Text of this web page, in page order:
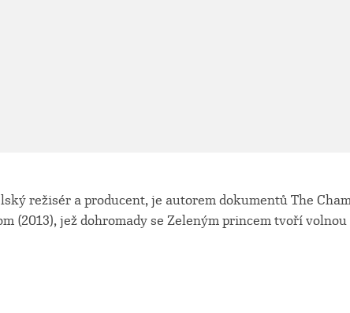
režisér a producent, je autorem dokumentů The
(2013), jež dohromady se Zeleným princem tvoří